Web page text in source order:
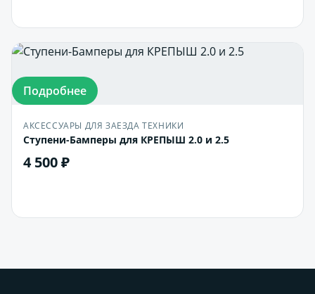
Подробнее
АКСЕССУАРЫ ДЛЯ ЗАЕЗДА ТЕХНИКИ
Ступени-Бамперы для КРЕПЫШ 2.0 и 2.5
4 500 ₽